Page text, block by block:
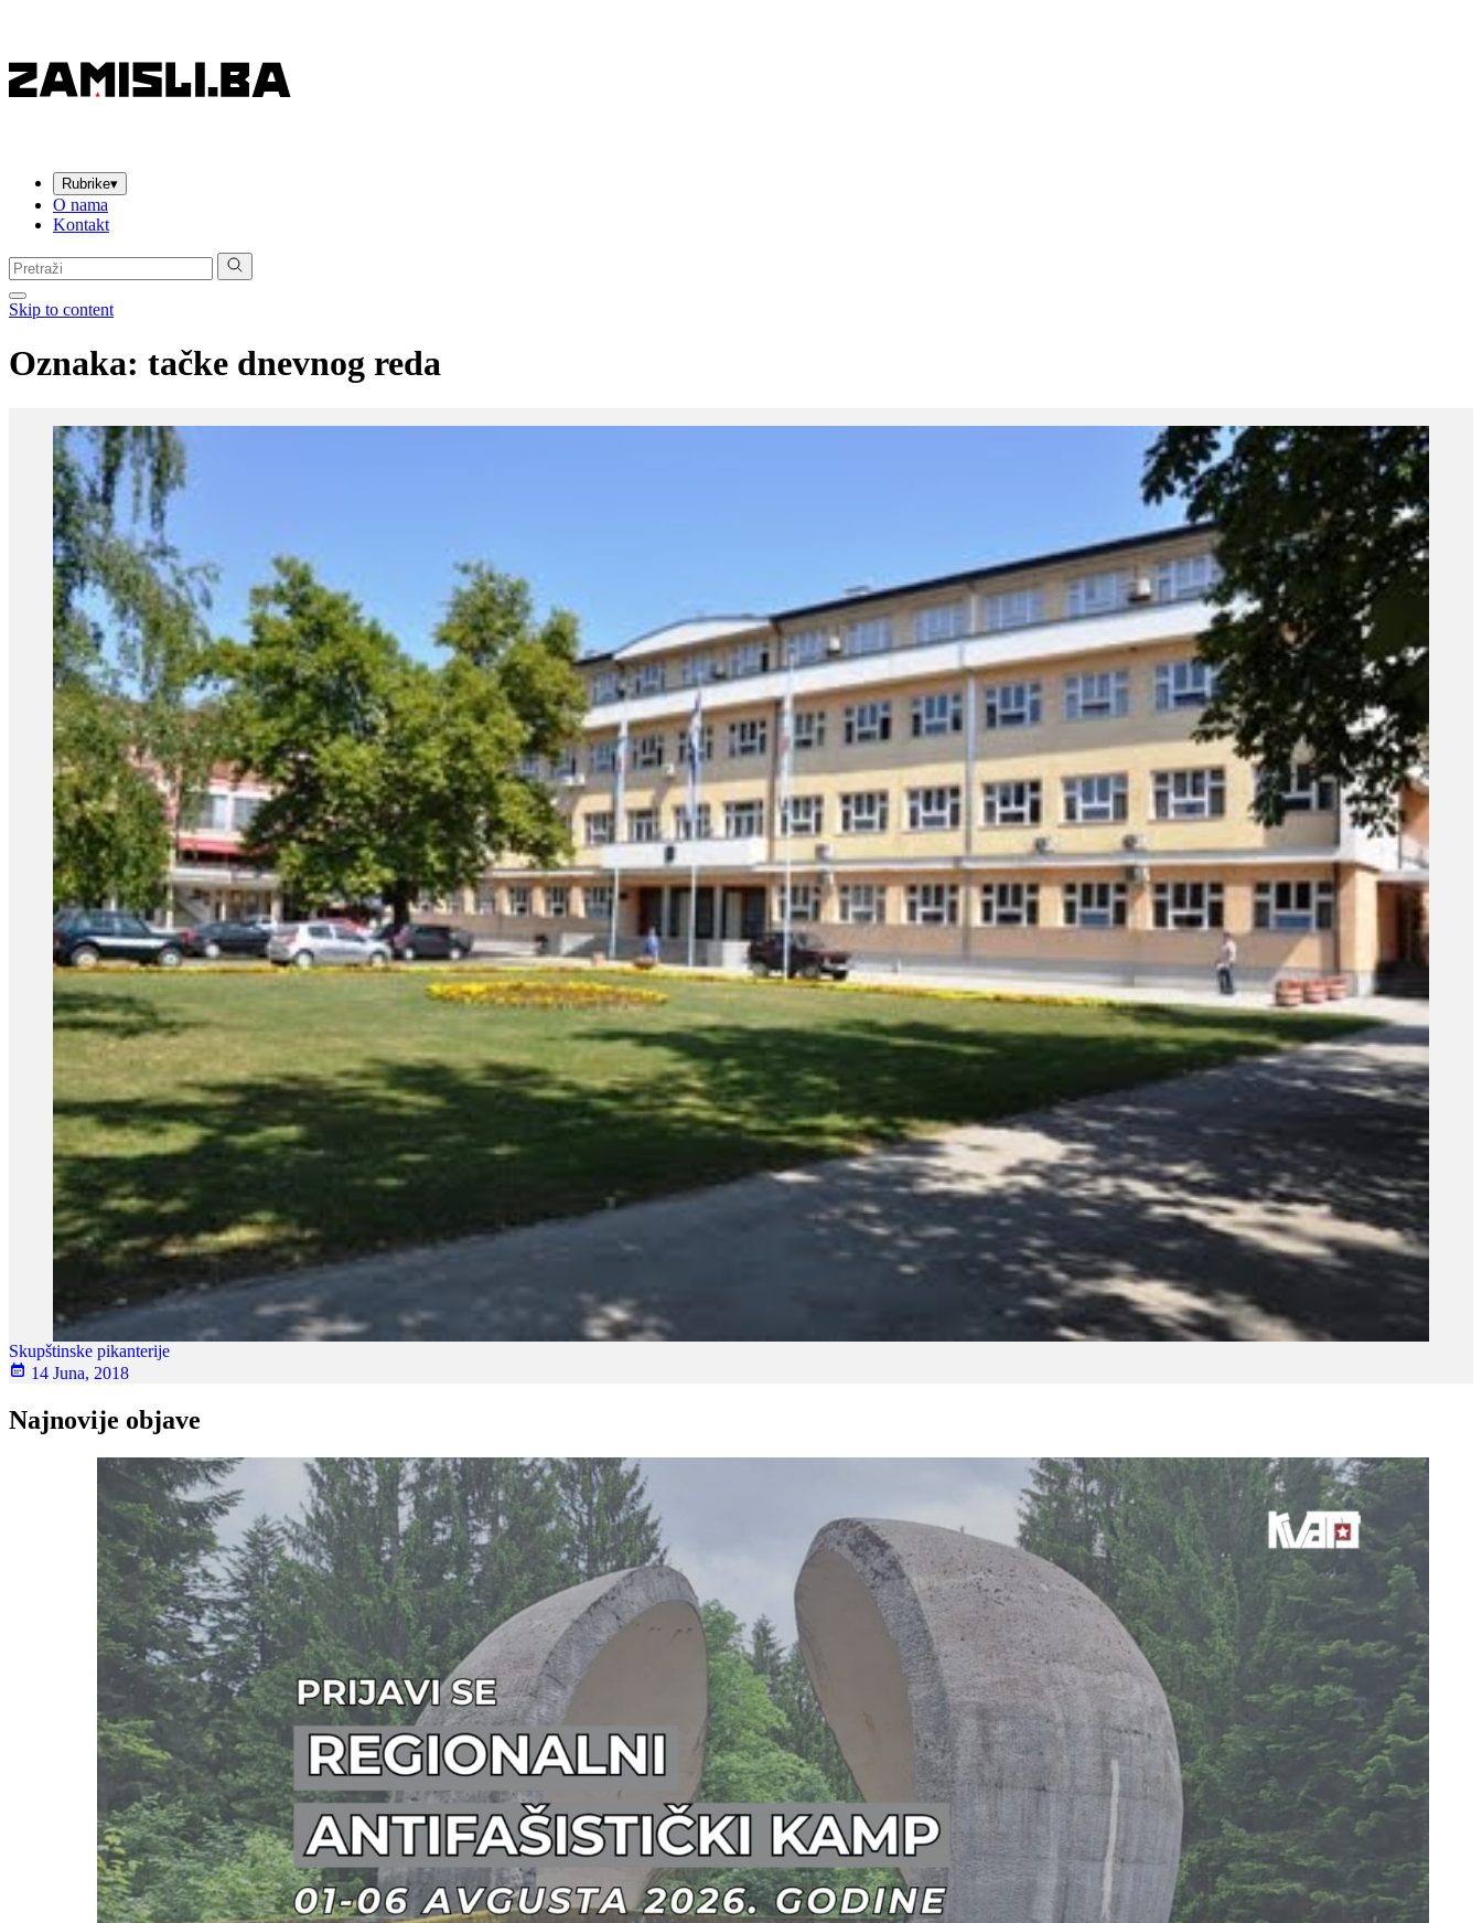
Rubrike▾
O nama
Kontakt
Pretraga:
Skip to content
Oznaka: tačke dnevnog reda
Skupštinske pikanterije
14 Juna, 2018
Najnovije objave